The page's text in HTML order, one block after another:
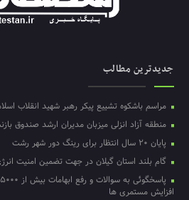
جدیدترین مطالب
مراسم باشکوه تشییع پیکر رهبر شهید انقلاب
منطقه آزاد انزلی میزبان مدیران ارشد صندوق
پایان ۲۰ سال انتظار برای رینگ دور شهر رشت
گام بلند استان گیلان در جهت تضمین امنیت
افزایش مستمری ها